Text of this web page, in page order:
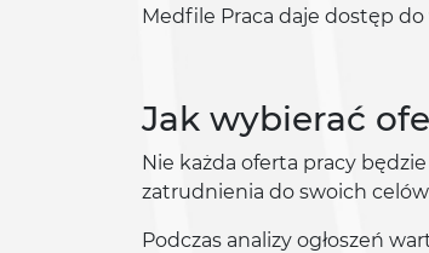
Medfile Praca daje dostęp do
Jak wybierać
Nie każda oferta pracy
zatrudnienia do swoich
Podczas analizy ogłoszeń